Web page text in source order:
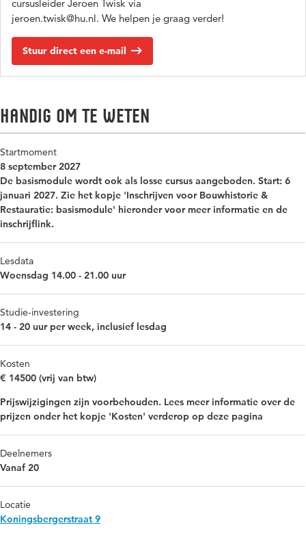
cursusleider Jeroen Twisk via
jeroen.twisk@hu.nl. We helpen je graag verder!
Stuur direct een e-mail
Handig om te weten
Startmoment
8 september 2027
De basismodule wordt ook als losse cursus aangeboden. Start: 6
januari 2027. Zie het kopje 'Inschrijven voor Bouwhistorie &
Restauratie: basismodule' hieronder voor meer informatie en de
inschrijflink.
Lesdata
Woensdag 14.00 - 21.00 uur
Studie-investering
14 - 20 uur per week, inclusief lesdag
Kosten
€ 14500 (vrij van btw)
Prijswijzigingen zijn voorbehouden. Lees meer informatie over de
prijzen onder het kopje 'Kosten' verderop op deze pagina
Deelnemers
Vanaf 20
Locatie
Koningsbergerstraat 9